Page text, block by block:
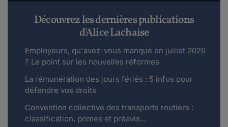
Découvrez les dernières publications
d'Alice Lachaise
Employeurs, qu'avez-vous manqué en juillet 2026
? Le point sur les nouvelles réformes
La rémunération des jours fériés : 5 infos pour
défendre vos droits
Convention collective des transports routiers :
classification, primes et préavis...